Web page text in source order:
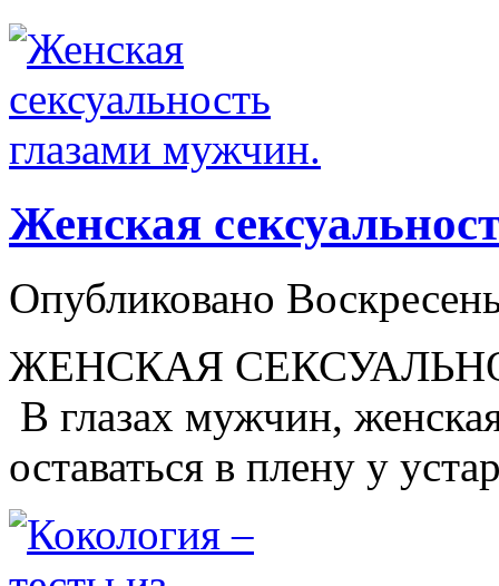
Женская
Опубликовано
ЖЕНСКАЯ
В глазах мужчин,
оставаться в плену у